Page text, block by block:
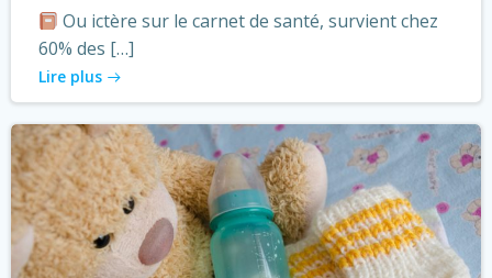
Ou ictère sur le carnet de santé, survient chez
60% des […]
Lire plus